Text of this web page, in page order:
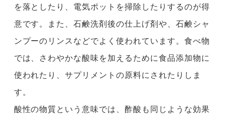
を落としたり、電気ポットを掃除したりするのが得
意です。また、石鹸洗剤後の仕上げ剤や、石鹸シャ
ンプーのリンスなどでよく使われています。食べ物
では、さわやかな酸味を加えるために食品添加物に
使われたり、サプリメントの原料にされたりしま
す。
酸性の物質という意味では、酢酸も同じような効果